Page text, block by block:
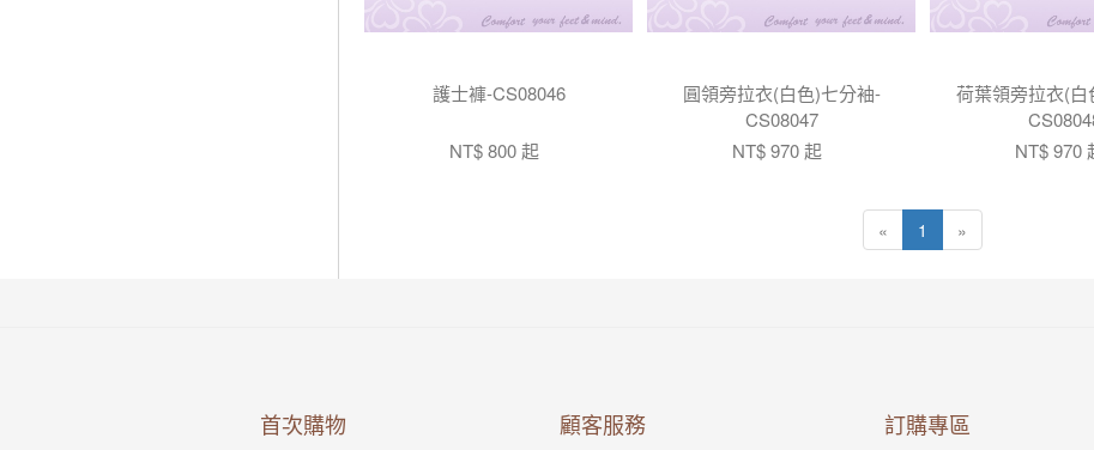
護士褲-CS08046
NT$ 800 起
圓領旁拉衣(白色)七分袖-
CS08047
NT$ 970 起
荷葉領旁拉衣(白
NT$ 970
« 1 »
首次購物 顧客服務 訂購專區